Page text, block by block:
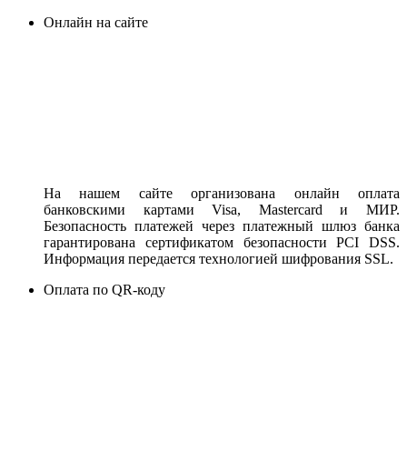
Онлайн на сайте
На нашем сайте организована онлайн оплата
банковскими картами Visa, Mastercard и МИР.
Безопасность платежей через платежный шлюз банка
гарантирована сертификатом безопасности PCI DSS.
Информация передается технологией шифрования SSL.
Оплата по QR-коду